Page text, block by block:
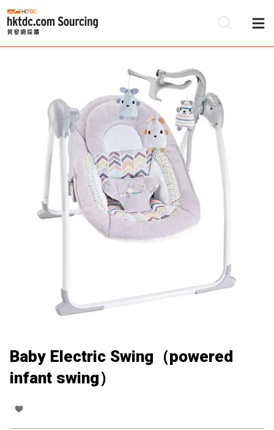
Baby Electric Swing（powered
infant swing）